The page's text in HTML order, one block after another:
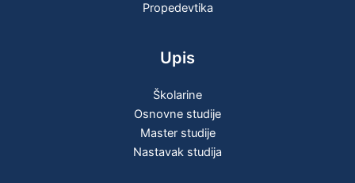
Propedevtika
Upis
Školarine
Osnovne studije
Master studije
Nastavak studija